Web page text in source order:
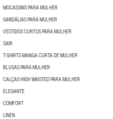
MOCASSINS PARA MULHER
SANDÁLIAS PARA MULHER
VESTIDOS CURTOS PARA MULHER
SAIR
T-SHIRTS MANGA CURTA DE MULHER
BLUSAS PARA MULHER
CALÇAS HIGH WAISTED PARA MULHER
ELEGANTE
COMFORT
LINEN